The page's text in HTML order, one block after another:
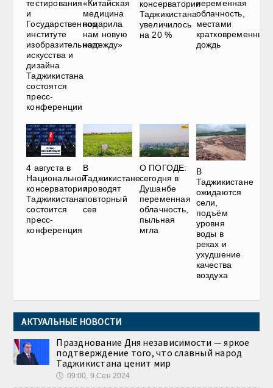
тестирования
и
Государственном
институте
изобразительного
искусства и
дизайна
Таджикистана
состоятся
пресс-
конференции
«Китайская
медицина
подарила
нам новую
надежду»
консерватории
Таджикистана
увеличилось
на 20 %
переменная
облачность,
местами
кратковременный
дождь
4 августа в
Национальной
консерватории
Таджикистана
состоится
пресс-
конференция
В
Таджикистане
проводят
повторный
сев
О ПОГОДЕ:
сегодня в
Душанбе
переменная
облачность,
пыльная
мгла
В
Таджикистане
ожидаются
сели,
подъём
уровня
воды в
реках и
ухудшение
качества
воздуха
АКТУАЛЬНЫЕ НОВОСТИ
Празднование Дня независимости — яркое
подтверждение того, что славный народ
Таджикистана ценит мир
🕔 09:00, 9.Сен 2024